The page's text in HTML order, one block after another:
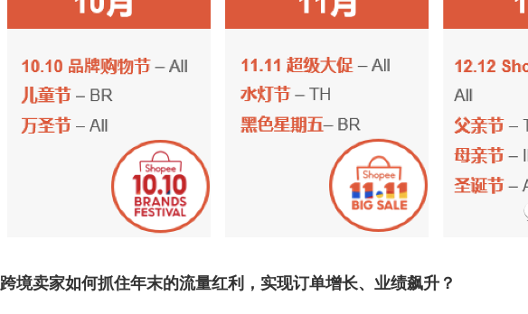
跨境卖家如何抓住年末的流量红利，实现订单增长、业绩飙升？